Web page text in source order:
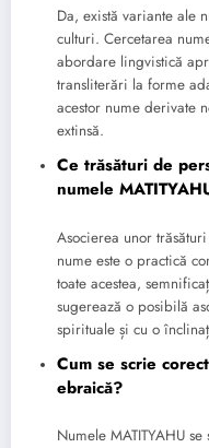
Da, există variante ale
culturi. Cercetarea
abordare lingvistică
transliterări la forme
acestor nume derivate
extinsă.
Ce trăsături de
numele
Asocierea unor
nume este o practică
toate acestea,
sugerează o posibilă
spirituale și cu o
Cum se scrie
ebraică?